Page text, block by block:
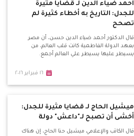
أحمد ضياء الدين لـ قضايا مثيرة
للجدل: التاريخ به أخطاء كثيرة لم
تصحح
قال الدكتور أحمد ضياء الدين حسن، أن مصر
بعهد الدولة الفاطمية كانت قلب العالم، من
يسيطر عليها يسيطر علي العالم أجمع.
١٦ فبراير ٢٠١٦
ميشيل الحاج لـ قضايا مثيرة للجدل:
أخشى أن تصبح لـ"داعش" دولة
قال الكاتب والإعلامي ميشيل حنا الحاج، إن هناك